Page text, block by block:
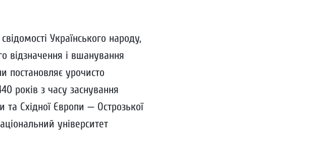
Українського народу,
відзначення і вшанування
постановляє урочисто
років з часу заснування
Східної Європи — Острозької
університет